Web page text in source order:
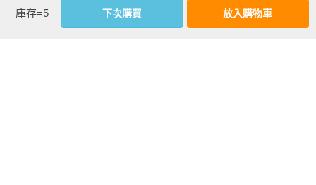
同作者 同分類 同出版社
庫存=5 下次購買 放入購物車